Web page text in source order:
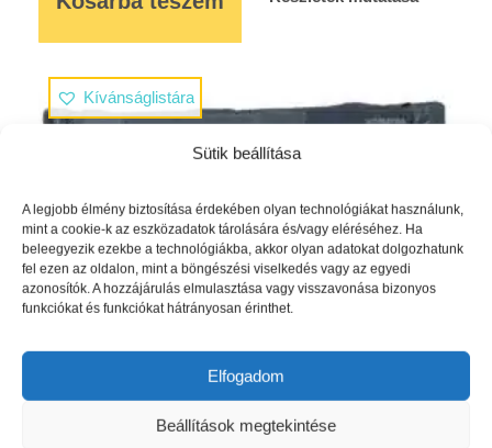
Sütik beállítása
A legjobb élmény biztosítása érdekében olyan technológiákat használunk,
mint a cookie-k az eszközadatok tárolására és/vagy eléréséhez. Ha
beleegyezik ezekbe a technológiákba, akkor olyan adatokat dolgozhatunk
fel ezen az oldalon, mint a böngészési viselkedés vagy az egyedi
azonosítók. A hozzájárulás elmulasztása vagy visszavonása bizonyos
funkciókat és funkciókat hátrányosan érinthet.
Elfogadom
Beállítások megtekintése
Kívánságlistára
Koelstra T5 utazóágy állítható magasságú
fekvőfelülettel Grey